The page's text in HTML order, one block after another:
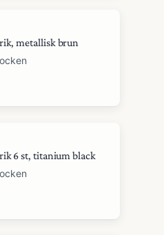
metallisk brun
6 st, titanium black